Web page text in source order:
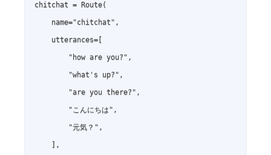
chitchat = Route(
    name="chitchat",
    utterances=[
        "how are you?",
        "what's up?",
        "are you there?",
        "こんにちは",
        "元気？",
    ],